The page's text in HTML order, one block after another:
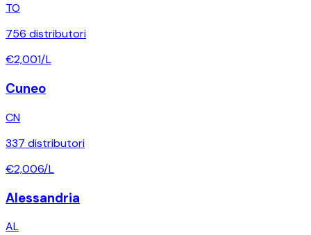
TO
756 distributori
€2,001/L
Cuneo
CN
337 distributori
€2,006/L
Alessandria
AL